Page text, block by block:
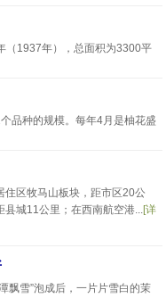
（1937年），总面积为3300平
品种的规模。每年4月是柚花盛
住区牧马山板块，距市区20公
县城11公里；在西南航空港...[详
雪”泡成后，一片片雪白的茉